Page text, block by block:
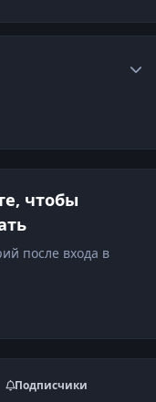
чтобы
после входа в
Подписчики